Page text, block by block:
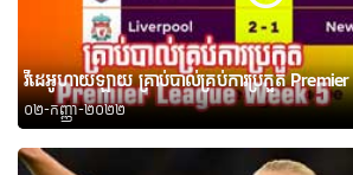
វីដេអូហាយឡាយ គ្រាប់បាល់គ្រប់ការប្រកួត
០២-កញ្ញា-២០២២